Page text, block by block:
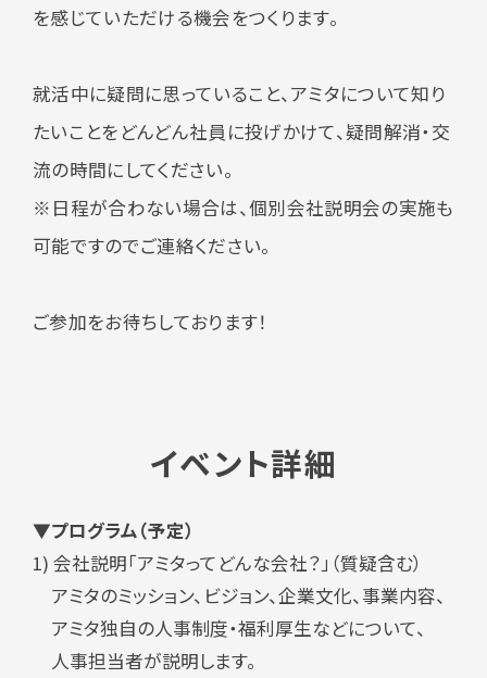
を感じていただける機会をつくります。
就活中に疑問に思っていること、アミタについて知り
たいことをどんどん社員に投げかけて、疑問解消・交
流の時間にしてください。
※日程が合わない場合は、個別会社説明会の実施も
可能ですのでご連絡ください。
ご参加をお待ちしております！
イベント詳細
▼プログラム（予定）
1) 会社説明「アミタってどんな会社？」（質疑含む）
アミタのミッション、ビジョン、企業文化、事業内容、
アミタ独自の人事制度・福利厚生などについて、
人事担当者が説明します。